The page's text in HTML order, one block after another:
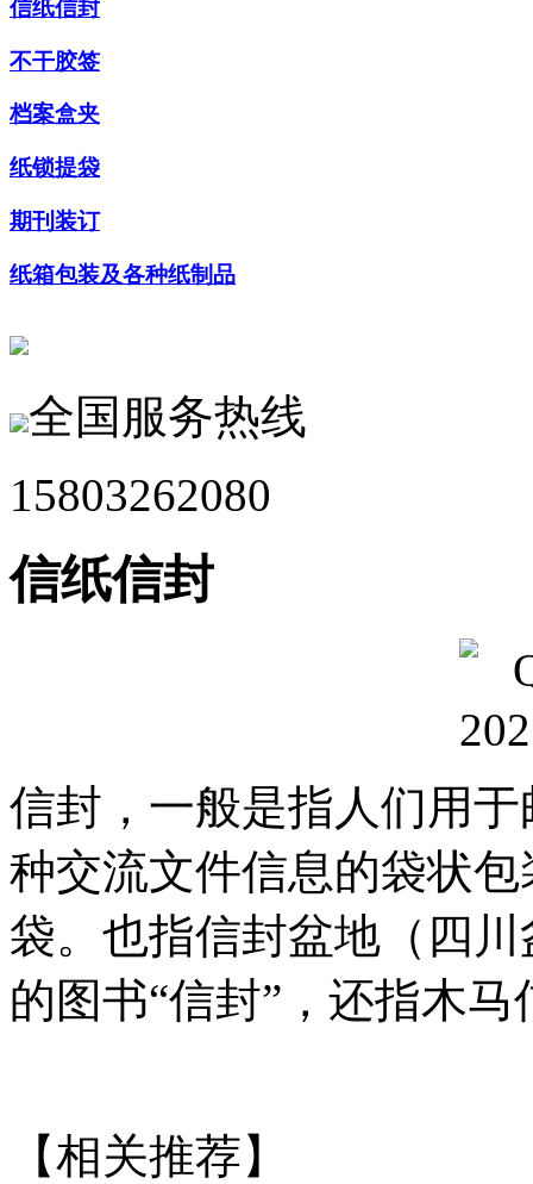
信纸信封
不干胶签
档案盒夹
纸锁提袋
期刊装订
纸箱包装及各种纸制品
全国服务热线
15803262080
信纸信封
信封，一般是指人们用
种交流文件信息的袋状
袋。也指信封盆地（四
的图书“信封”，还指木
【相关推荐】